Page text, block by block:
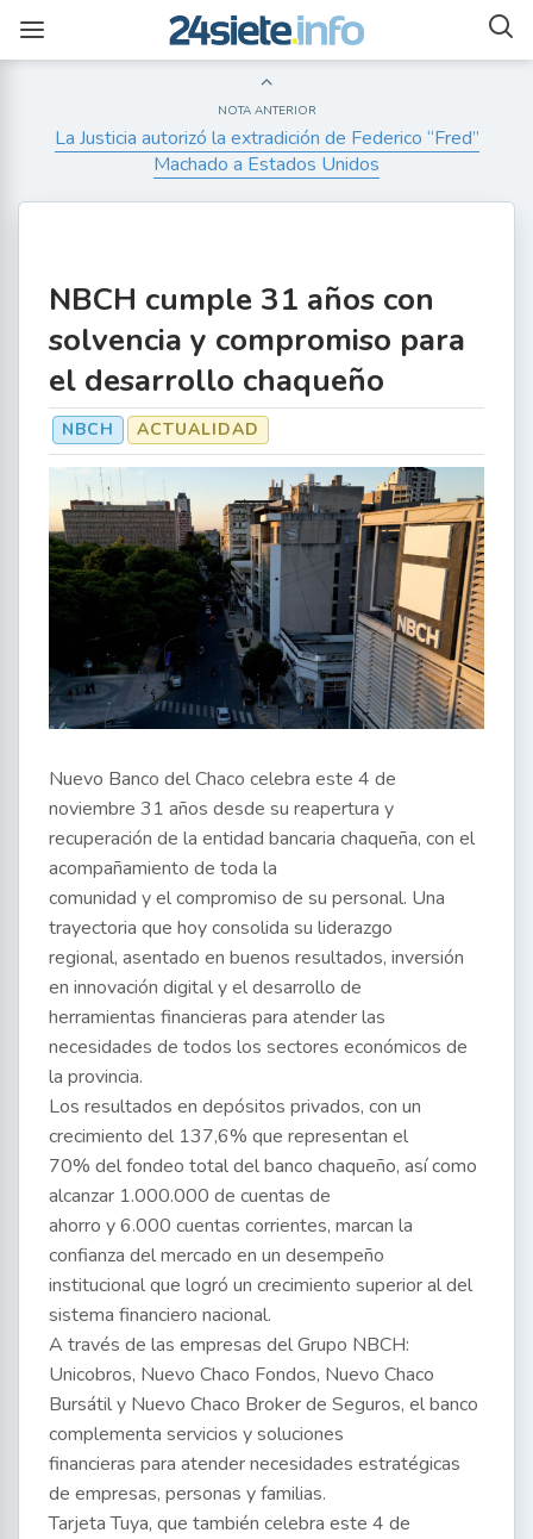
NOTA ANTERIOR
La Justicia autorizó la extradición de Federico “Fred”
Machado a Estados Unidos
NBCH cumple 31 años con
solvencia y compromiso para
el desarrollo chaqueño
NBCH ACTUALIDAD
Nuevo Banco del Chaco celebra este 4 de
noviembre 31 años desde su reapertura y
recuperación de la entidad bancaria chaqueña, con el
acompañamiento de toda la
comunidad y el compromiso de su personal. Una
trayectoria que hoy consolida su liderazgo
regional, asentado en buenos resultados, inversión
en innovación digital y el desarrollo de
herramientas financieras para atender las
necesidades de todos los sectores económicos de
la provincia.
Los resultados en depósitos privados, con un
crecimiento del 137,6% que representan el
70% del fondeo total del banco chaqueño, así como
alcanzar 1.000.000 de cuentas de
ahorro y 6.000 cuentas corrientes, marcan la
confianza del mercado en un desempeño
institucional que logró un crecimiento superior al del
sistema financiero nacional.
A través de las empresas del Grupo NBCH:
Unicobros, Nuevo Chaco Fondos, Nuevo Chaco
Bursátil y Nuevo Chaco Broker de Seguros, el banco
complementa servicios y soluciones
financieras para atender necesidades estratégicas
de empresas, personas y familias.
Tarjeta Tuya, que también celebra este 4 de